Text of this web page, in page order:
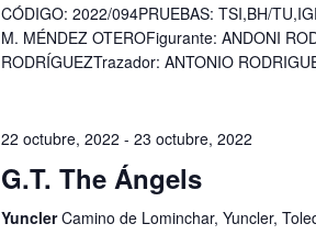
CÓDIGO: 2022/094PRUEBAS: TSI,BH/
M. MÉNDEZ OTEROFigurante: ANDONI
RODRÍGUEZTrazador: ANTONIO
22 octubre, 2022 - 23 octubre, 2022
G.T. The Ángels
YunclerCamino de Lominchar, Yuncler,